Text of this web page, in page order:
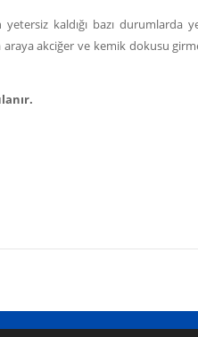
kaldığı bazı
araya akciğer ve kemik dokusu